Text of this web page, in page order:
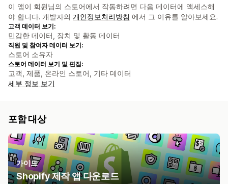
이 앱이 회원님의 스토어에서 작동하려면 다음 데이터에 액세스해
야 합니다. 개발자의 개인정보처리방침 에서 그 이유를 알아보세요.
고객 데이터 보기:
민감한 데이터, 장치 및 활동 데이터
직원 및 참여자 데이터 보기:
스토어 소유자
스토어 데이터 보기 및 편집:
고객, 제품, 온라인 스토어, 기타 데이터
세부 정보 보기
포함 대상
가이드
Shopify 제작 앱 다운로드